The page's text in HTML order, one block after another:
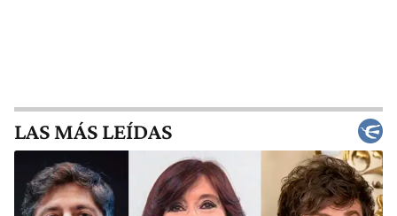
LAS MÁS LEÍDAS